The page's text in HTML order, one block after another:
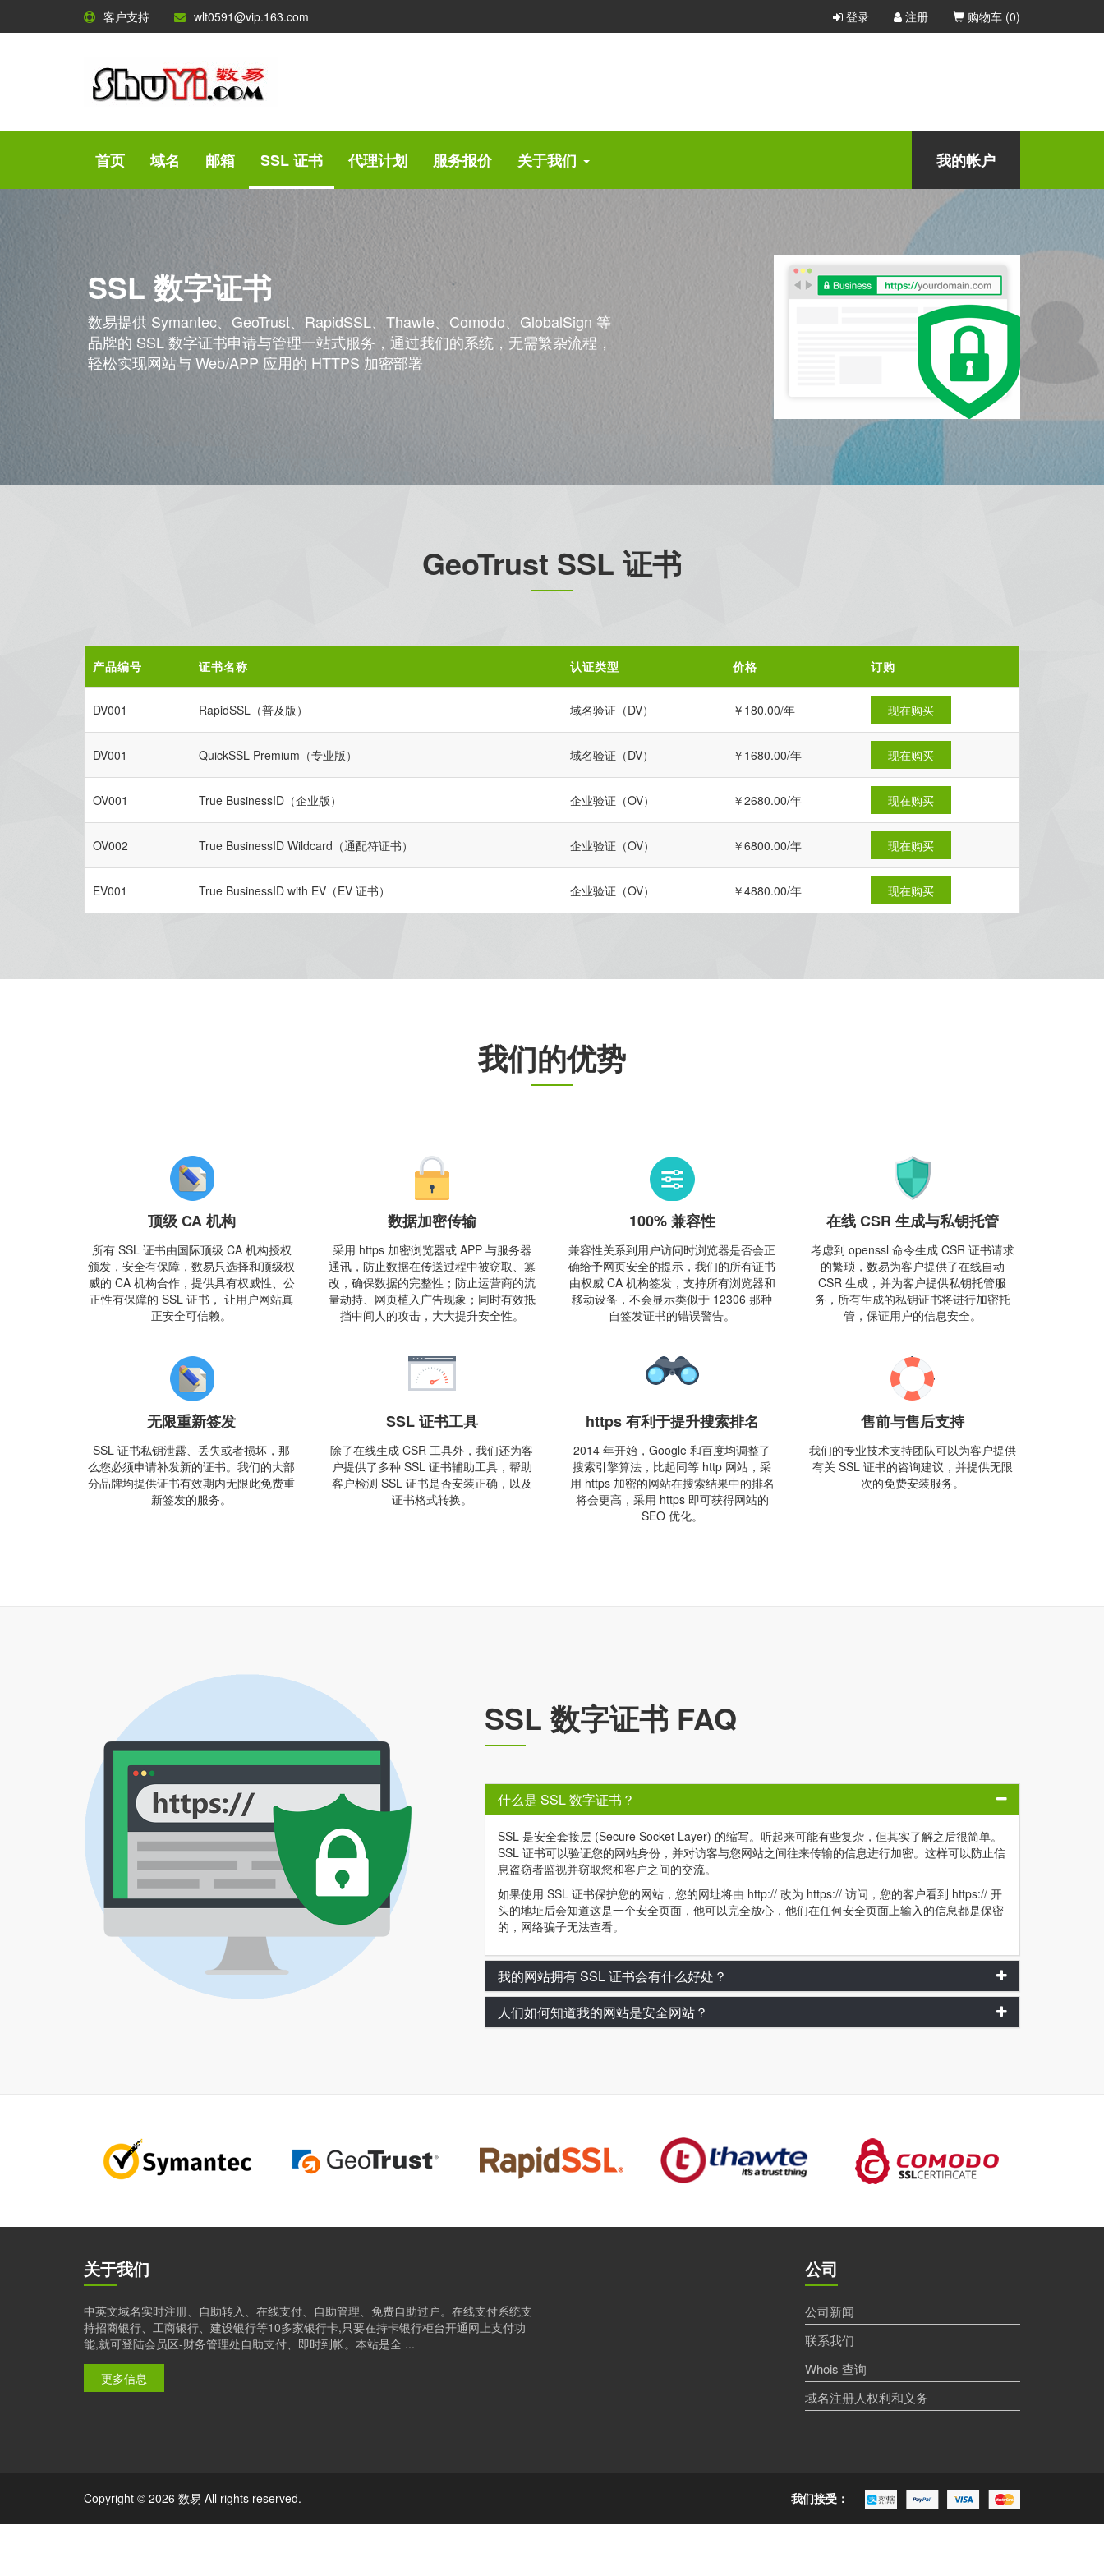
客户支持 wlt0591@vip.163.com 登录 注册 购物车 (0)
首页 域名 邮箱 SSL 证书 代理计划 服务报价 关于我们 我的帐户
SSL 数字证书
数易提供 Symantec、GeoTrust、RapidSSL、Thawte、Comodo、GlobalSign 等
品牌的 SSL 数字证书申请与管理一站式服务，通过我们的系统，无需繁杂流程，
轻松实现网站与 Web/APP 应用的 HTTPS 加密部署
GeoTrust SSL 证书
产品编号 证书名称 认证类型 价格 订购
DV001 RapidSSL（普及版） 域名验证（DV） ￥180.00/年 现在购买
DV001 QuickSSL Premium（专业版） 域名验证（DV） ￥1680.00/年 现在购买
OV001 True BusinessID（企业版） 企业验证（OV） ￥2680.00/年 现在购买
OV002 True BusinessID Wildcard（通配符证书） 企业验证（OV） ￥6800.00/年 现在购买
EV001 True BusinessID with EV（EV 证书） 企业验证（OV） ￥4880.00/年 现在购买
我们的优势
顶级 CA 机构
所有 SSL 证书由国际顶级 CA 机构授权
颁发，安全有保障，数易只选择和顶级权
威的 CA 机构合作，提供具有权威性、公
正性有保障的 SSL 证书， 让用户网站真
正安全可信赖。
数据加密传输
采用 https 加密浏览器或 APP 与服务器
通讯，防止数据在传送过程中被窃取、篡
改，确保数据的完整性；防止运营商的流
量劫持、网页植入广告现象；同时有效抵
挡中间人的攻击，大大提升安全性。
100% 兼容性
兼容性关系到用户访问时浏览器是否会正
确给予网页安全的提示，我们的所有证书
由权威 CA 机构签发，支持所有浏览器和
移动设备，不会显示类似于 12306 那种
自签发证书的错误警告。
在线 CSR 生成与私钥托管
考虑到 openssl 命令生成 CSR 证书请求
的繁琐，数易为客户提供了在线自动
CSR 生成，并为客户提供私钥托管服
务，所有生成的私钥证书将进行加密托
管，保证用户的信息安全。
无限重新签发
SSL 证书私钥泄露、丢失或者损坏，那
么您必须申请补发新的证书。我们的大部
分品牌均提供证书有效期内无限此免费重
新签发的服务。
SSL 证书工具
除了在线生成 CSR 工具外，我们还为客
户提供了多种 SSL 证书辅助工具，帮助
客户检测 SSL 证书是否安装正确，以及
证书格式转换。
https 有利于提升搜索排名
2014 年开始，Google 和百度均调整了
搜索引擎算法，比起同等 http 网站，采
用 https 加密的网站在搜索结果中的排名
将会更高，采用 https 即可获得网站的
SEO 优化。
售前与售后支持
我们的专业技术支持团队可以为客户提供
有关 SSL 证书的咨询建议，并提供无限
次的免费安装服务。
SSL 数字证书 FAQ
什么是 SSL 数字证书？
SSL 是安全套接层 (Secure Socket Layer) 的缩写。听起来可能有些复杂，但其实了解之后很简单。
SSL 证书可以验证您的网站身份，并对访客与您网站之间往来传输的信息进行加密。这样可以防止信
息盗窃者监视并窃取您和客户之间的交流。
如果使用 SSL 证书保护您的网站，您的网址将由 http:// 改为 https:// 访问，您的客户看到 https:// 开
头的地址后会知道这是一个安全页面，他可以完全放心，他们在任何安全页面上输入的信息都是保密
的，网络骗子无法查看。
我的网站拥有 SSL 证书会有什么好处？
人们如何知道我的网站是安全网站？
关于我们
中英文域名实时注册、自助转入、在线支付、自助管理、免费自助过户。在线支付系统支
持招商银行、工商银行、建设银行等10多家银行卡,只要在持卡银行柜台开通网上支付功
能,就可登陆会员区-财务管理处自助支付、即时到帐。本站是全 ...
更多信息
公司
公司新闻
联系我们
Whois 查询
域名注册人权利和义务
Copyright © 2026 数易 All rights reserved. 我们接受：